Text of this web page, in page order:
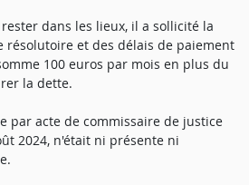
dans les lieux, il a sollicité la
résolutoire et des délais de paiement
100 euros par mois en plus du
la dette.
par acte de commissaire de justice
2024, n'était ni présente ni